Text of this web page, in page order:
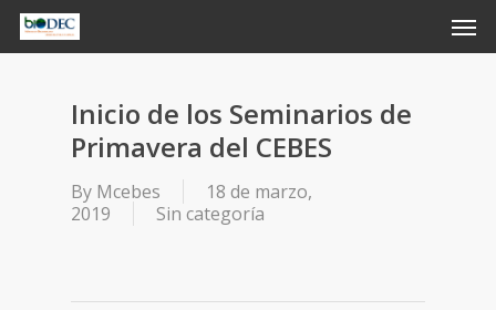
main
content
Inicio de los Seminarios de
Primavera del CEBES
By Mcebes
18 de marzo,
2019
Sin categoría